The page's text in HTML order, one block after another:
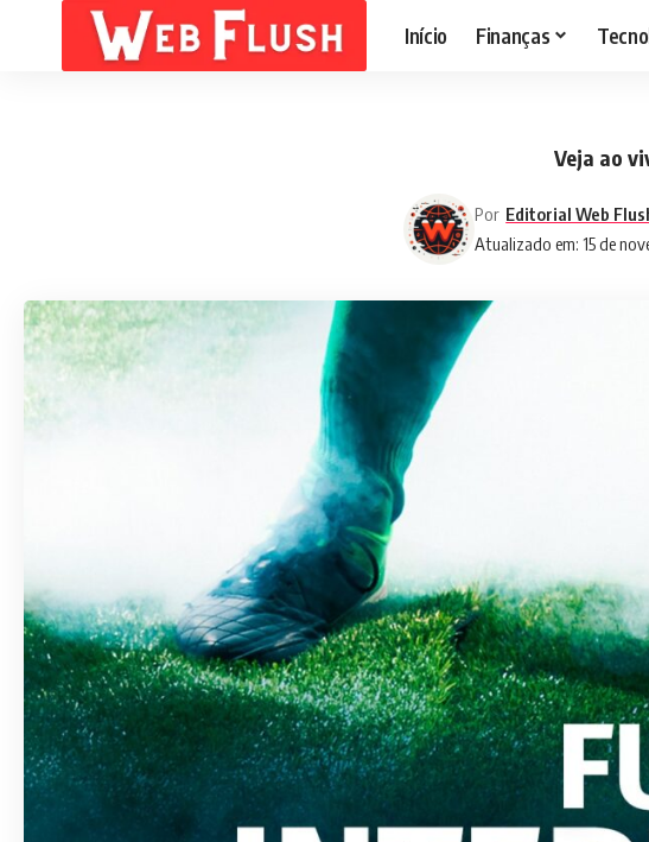
Início Finanças
Veja ao
Atualizado em: 15 de
Por Editorial Web